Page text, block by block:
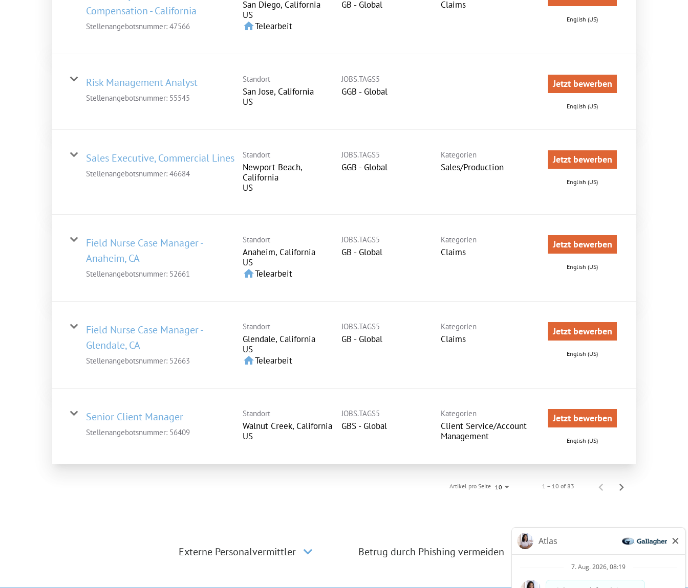
Compensation - California
Stellenangebotsnummer: 47566
San Diego, California
homeTelearbeit
GB - Global Claims
English (US)
Risk Management Analyst
Stellenangebotsnummer: 55545
Standort
San Jose, California
JOBS.TAGS5
GGB - Global
Jetzt bewerben
English (US)
Sales Executive, Commercial Lines
Stellenangebotsnummer: 46684
Standort
Newport Beach,
California
JOBS.TAGS5
GGB - Global
Kategorien
Sales/Production
Jetzt bewerben
English (US)
Field Nurse Case Manager -
Anaheim, CA
Stellenangebotsnummer: 52661
Standort
Anaheim, California
homeTelearbeit
JOBS.TAGS5
GB - Global
Kategorien
Claims
Jetzt bewerben
English (US)
Field Nurse Case Manager -
Glendale, CA
Stellenangebotsnummer: 52663
Standort
Glendale, California
homeTelearbeit
JOBS.TAGS5
GB - Global
Kategorien
Claims
Jetzt bewerben
English (US)
Senior Client Manager
Stellenangebotsnummer: 56409
Standort
Walnut Creek, California
JOBS.TAGS5
GBS - Global
Kategorien
Client Service/Account
Management
Jetzt bewerben
English (US)
Artikel pro Seite 10 1 – 10 of 83
Externe Personalvermittler Betrug durch Phishing vermeiden